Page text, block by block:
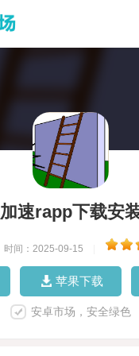
加速rapp下载安
时间：2025-09-15
苹果下载
安卓市场，安全绿色